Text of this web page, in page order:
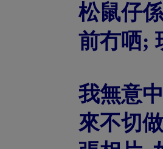
松鼠仔
前冇哂;
我無意
來不切